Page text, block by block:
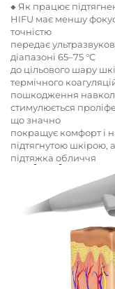
◆ Як працює
HIFU має меншу
точністю
передає
діапазоні 65–75 °C
до цільового шару
термічного
пошкодження
стимулюється
що значно
покращує комфорт і
підтягнутою шкірою,
підтяжка обличчя